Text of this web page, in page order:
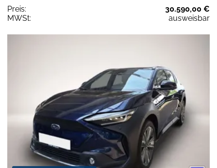
Preis:
30.590,00 €
MWSt:
ausweisbar